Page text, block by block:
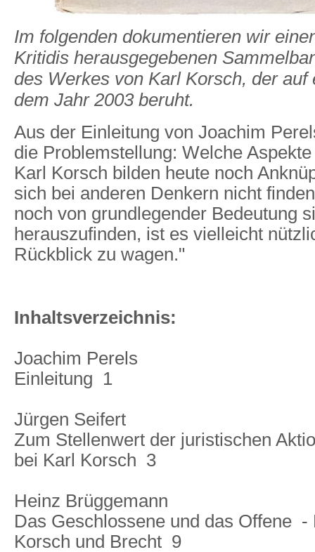
Im folgenden dokumentieren wir
Kritidis herausgegebenen
des Werkes von Karl Korsch, der auf
dem Jahr 2003 beruht.
Aus der Einleitung von Joachim
die Problemstellung: Welche
Karl Korsch bilden heute noch
sich bei anderen Denkern nicht
noch von grundlegender Bedeutung
herauszufinden, ist es vielleicht
Rückblick zu wagen."
Inhaltsverzeichnis:
Joachim Perels
Einleitung  1
Jürgen Seifert
Zum Stellenwert der juristischen
bei Karl Korsch  3
Heinz Brüggemann
Das Geschlossene und das Offene 
Korsch und Brecht  9